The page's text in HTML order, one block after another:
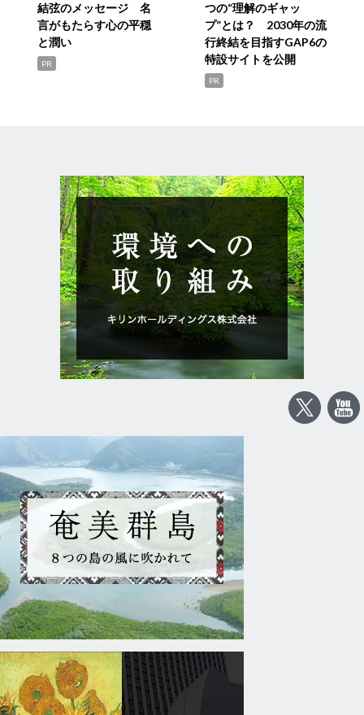
結弦のメッセージ 名
言がもたらす心の平穏
と潤い
PR
つの“理解のギャッ
プ”とは？ 2030年の流
行終結を目指すGAP6の
特設サイトを公開
PR